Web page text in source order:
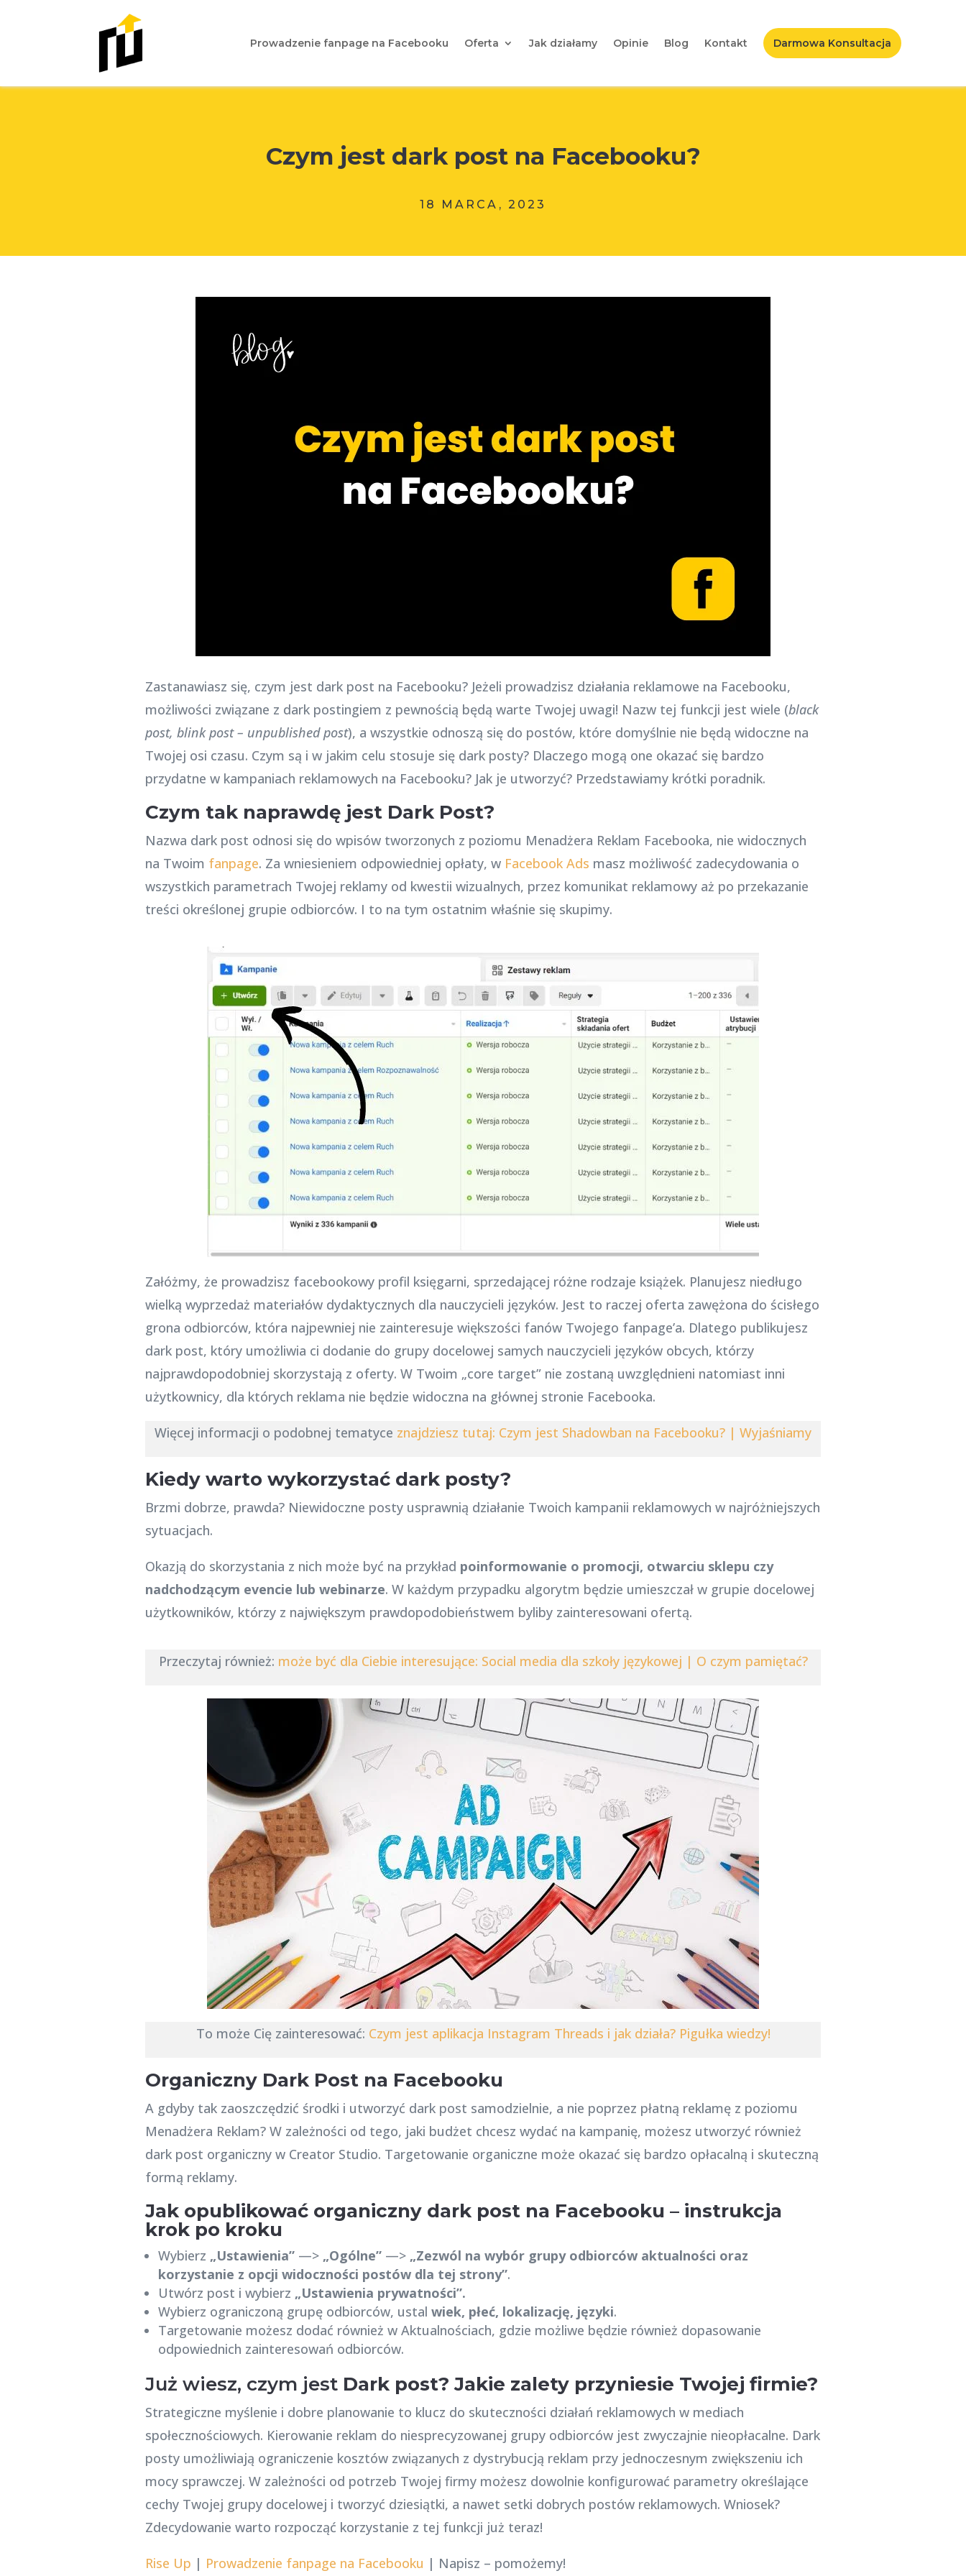
Prowadzenie fanpage na Facebooku Oferta Jak działamy Opinie Blog Kontakt Darmowa Konsultacja
Czym jest dark post na Facebooku?
18 MARCA, 2023
Zastanawiasz się, czym jest dark post na Facebooku? Jeżeli prowadzisz działania reklamowe na Facebooku,
możliwości związane z dark postingiem z pewnością będą warte Twojej uwagi! Nazw tej funkcji jest wiele (black
post, blink post – unpublished post), a wszystkie odnoszą się do postów, które domyślnie nie będą widoczne na
Twojej osi czasu. Czym są i w jakim celu stosuje się dark posty? Dlaczego mogą one okazać się bardzo
przydatne w kampaniach reklamowych na Facebooku? Jak je utworzyć? Przedstawiamy krótki poradnik.
Czym tak naprawdę jest Dark Post?
Nazwa dark post odnosi się do wpisów tworzonych z poziomu Menadżera Reklam Facebooka, nie widocznych
na Twoim fanpage. Za wniesieniem odpowiedniej opłaty, w Facebook Ads masz możliwość zadecydowania o
wszystkich parametrach Twojej reklamy od kwestii wizualnych, przez komunikat reklamowy aż po przekazanie
treści określonej grupie odbiorców. I to na tym ostatnim właśnie się skupimy.
Załóżmy, że prowadzisz facebookowy profil księgarni, sprzedającej różne rodzaje książek. Planujesz niedługo
wielką wyprzedaż materiałów dydaktycznych dla nauczycieli języków. Jest to raczej oferta zawężona do ścisłego
grona odbiorców, która najpewniej nie zainteresuje większości fanów Twojego fanpage’a. Dlatego publikujesz
dark post, który umożliwia ci dodanie do grupy docelowej samych nauczycieli języków obcych, którzy
najprawdopodobniej skorzystają z oferty. W Twoim „core target” nie zostaną uwzględnieni natomiast inni
użytkownicy, dla których reklama nie będzie widoczna na głównej stronie Facebooka.
Więcej informacji o podobnej tematyce znajdziesz tutaj: Czym jest Shadowban na Facebooku? | Wyjaśniamy
Kiedy warto wykorzystać dark posty?
Brzmi dobrze, prawda? Niewidoczne posty usprawnią działanie Twoich kampanii reklamowych w najróżniejszych
sytuacjach.
Okazją do skorzystania z nich może być na przykład poinformowanie o promocji, otwarciu sklepu czy
nadchodzącym evencie lub webinarze. W każdym przypadku algorytm będzie umieszczał w grupie docelowej
użytkowników, którzy z największym prawdopodobieństwem byliby zainteresowani ofertą.
Przeczytaj również: może być dla Ciebie interesujące: Social media dla szkoły językowej | O czym pamiętać?
To może Cię zainteresować: Czym jest aplikacja Instagram Threads i jak działa? Pigułka wiedzy!
Organiczny Dark Post na Facebooku
A gdyby tak zaoszczędzić środki i utworzyć dark post samodzielnie, a nie poprzez płatną reklamę z poziomu
Menadżera Reklam? W zależności od tego, jaki budżet chcesz wydać na kampanię, możesz utworzyć również
dark post organiczny w Creator Studio. Targetowanie organiczne może okazać się bardzo opłacalną i skuteczną
formą reklamy.
Jak opublikować organiczny dark post na Facebooku – instrukcja
krok po kroku
Wybierz „Ustawienia”—> „Ogólne”—> „Zezwól na wybór grupy odbiorców aktualności oraz
korzystanie z opcji widoczności postów dla tej strony”.
Utwórz post i wybierz „Ustawienia prywatności”.
Wybierz ograniczoną grupę odbiorców, ustal wiek, płeć, lokalizację, języki.
Targetowanie możesz dodać również w Aktualnościach, gdzie możliwe będzie również dopasowanie
odpowiednich zainteresowań odbiorców.
Już wiesz, czym jest Dark post? Jakie zalety przyniesie Twojej firmie?
Strategiczne myślenie i dobre planowanie to klucz do skuteczności działań reklamowych w mediach
społecznościowych. Kierowanie reklam do niesprecyzowanej grupy odbiorców jest zwyczajnie nieopłacalne. Dark
posty umożliwiają ograniczenie kosztów związanych z dystrybucją reklam przy jednoczesnym zwiększeniu ich
mocy sprawczej. W zależności od potrzeb Twojej firmy możesz dowolnie konfigurować parametry określające
cechy Twojej grupy docelowej i tworzyć dziesiątki, a nawet setki dobrych postów reklamowych. Wniosek?
Zdecydowanie warto rozpocząć korzystanie z tej funkcji już teraz!
Rise Up | Prowadzenie fanpage na Facebooku | Napisz – pomożemy!